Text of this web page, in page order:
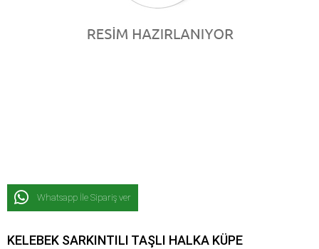
Whatsapp İle Sipariş ver
KELEBEK SARKINTILI TAŞLI HALKA KÜPE